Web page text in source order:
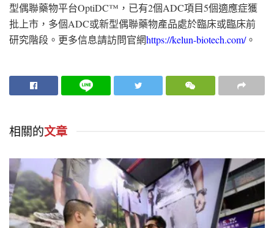
型偶聯藥物平台OptiDC™，已有2個ADC項目5個適應症獲
批上市，多個ADC或新型偶聯藥物產品處於臨床或臨床前
研究階段。更多信息請訪問官網https://kelun-biotech.com/。
相關的文章